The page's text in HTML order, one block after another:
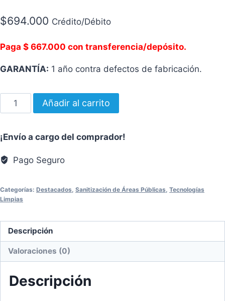
$694.000 Crédito/Débito
Paga $ 667.000 con transferencia/depósito.
GARANTÍA: 1 año contra defectos de fabricación.
Nebulizador
U.L.V.
Hurricane
Ultra
2796
Añadir al carrito
¡Envío a cargo del comprador!
Pago Seguro
Categorías: Destacados Sanitización de Áreas Públicas Tecnologías
Limpias
Descripción
Valoraciones (0)
Descripción